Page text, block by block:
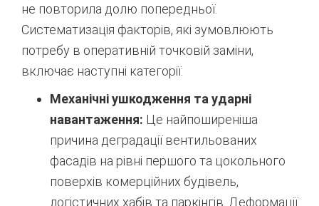
не повторила долю попередньої.
Систематизація факторів, які зумовлюють
потребу в оперативній точковій заміни,
включає наступні категорії:
Механічні ушкодження та ударні
навантаження: Це найпоширеніша
причина деградації вентильованих
фасадів на рівні першого та цокольного
поверхів комерційних будівель,
логістичних хабів та паркінгів. Деформації